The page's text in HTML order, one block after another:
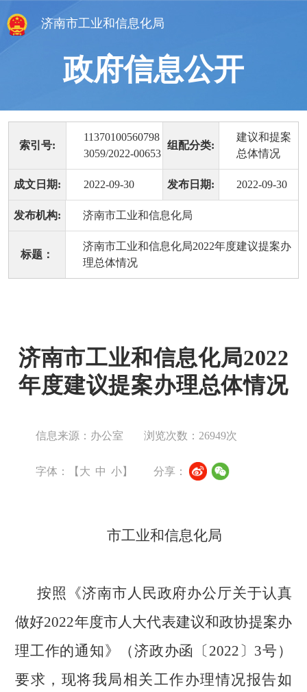
济南市工业和信息化局
政府信息公开
索引号:
11370100560798
3059/2022-00653
组配分类:
建议和提案
总体情况
成文日期: 2022-09-30 发布日期: 2022-09-30
发布机构: 济南市工业和信息化局
标题：
济南市工业和信息化局2022年度建议提案办
理总体情况
济南市工业和信息化局2022
年度建议提案办理总体情况
信息来源：办公室 浏览次数： 26949次
字体：【 大 中 小】 分享：
市工业和信息化局
按照《济南市人民政府办公厅关于认真
做好2022年度市人大代表建议和政协提案办
理工作的通知》（济政办函〔 2022〕3号）
要求， 现将我局相关工作办理情况报告如